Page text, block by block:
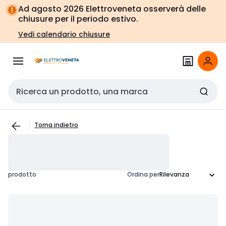
Vai alla
navigazione
Vai
alla
pagina
Ad agosto 2026 Elettroveneta osserverà delle
chiusure per il periodo estivo.
Vedi calendario chiusure
Cerca input
Torna indietro
prodotto Ordina per